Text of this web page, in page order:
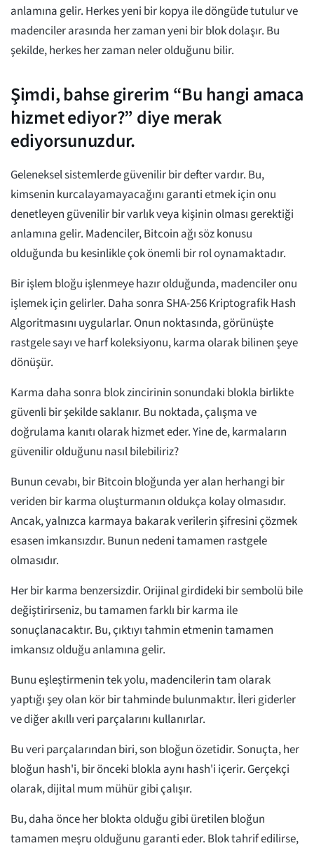
anlamına gelir. Herkes yeni bir kopya ile döngüde tutulur ve
madenciler arasında her zaman yeni bir blok dolaşır. Bu
şekilde, herkes her zaman neler olduğunu bilir.
Şimdi, bahse girerim “Bu hangi amaca
hizmet ediyor?” diye merak
ediyorsunuzdur.
Geleneksel sistemlerde güvenilir bir defter vardır. Bu,
kimsenin kurcalayamayacağını garanti etmek için onu
denetleyen güvenilir bir varlık veya kişinin olması gerektiği
anlamına gelir. Madenciler, Bitcoin ağı söz konusu
olduğunda bu kesinlikle çok önemli bir rol oynamaktadır.
Bir işlem bloğu işlenmeye hazır olduğunda, madenciler onu
işlemek için gelirler. Daha sonra SHA-256 Kriptografik Hash
Algoritmasını uygularlar. Onun noktasında, görünüşte
rastgele sayı ve harf koleksiyonu, karma olarak bilinen şeye
dönüşür.
Karma daha sonra blok zincirinin sonundaki blokla birlikte
güvenli bir şekilde saklanır. Bu noktada, çalışma ve
doğrulama kanıtı olarak hizmet eder. Yine de, karmaların
güvenilir olduğunu nasıl bilebiliriz?
Bunun cevabı, bir Bitcoin bloğunda yer alan herhangi bir
veriden bir karma oluşturmanın oldukça kolay olmasıdır.
Ancak, yalnızca karmaya bakarak verilerin şifresini çözmek
esasen imkansızdır. Bunun nedeni tamamen rastgele
olmasıdır.
Her bir karma benzersizdir. Orijinal girdideki bir sembolü bile
değiştirirseniz, bu tamamen farklı bir karma ile
sonuçlanacaktır. Bu, çıktıyı tahmin etmenin tamamen
imkansız olduğu anlamına gelir.
Bunu eşleştirmenin tek yolu, madencilerin tam olarak
yaptığı şey olan kör bir tahminde bulunmaktır. İleri giderler
ve diğer akıllı veri parçalarını kullanırlar.
Bu veri parçalarından biri, son bloğun özetidir. Sonuçta, her
bloğun hash'i, bir önceki blokla aynı hash'i içerir. Gerçekçi
olarak, dijital mum mühür gibi çalışır.
Bu, daha önce her blokta olduğu gibi üretilen bloğun
tamamen meşru olduğunu garanti eder. Blok tahrif edilirse,